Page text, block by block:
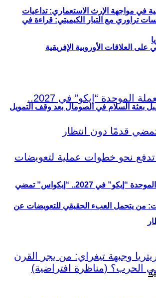
في مواجهة الإرث الاستعماري: تداعيات
على العلاقات الأوروبية الإفريقية
إطلاق العملة الموحدة “إيكو” في 2027.. “إيكواس” تمضي
تراوري مع التيار الكيميتي: قراءة في
بعثة السلام في الصومال بعد وقف التمويل
من يتحمل العبء الحقيقي للتعويضات عن